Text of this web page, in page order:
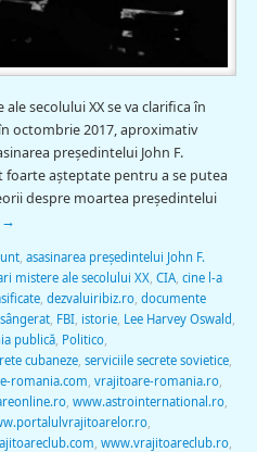
secolului XX se va clarifica în
octombrie 2017, aproximativ
președintelui John F.
foarte așteptate pentru a se putea
despre moartea președintelui
→
, asasinarea președintelui John F.
mistere ale secolului XX, CIA, cine l-a
, dezvaluiribiz.ro, documente
, FBI, istorie, Lee Harvey Oswald
publică, Politico,
cubaneze, serviciile secrete sovietice,
romania.com vrajitoare-romania.ro,
, www.astrointernational.ro,
,
www.vrajitoareclub.ro,